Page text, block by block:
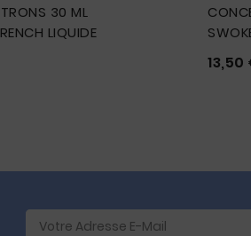
30 ML
LIQUIDE
 
13,50